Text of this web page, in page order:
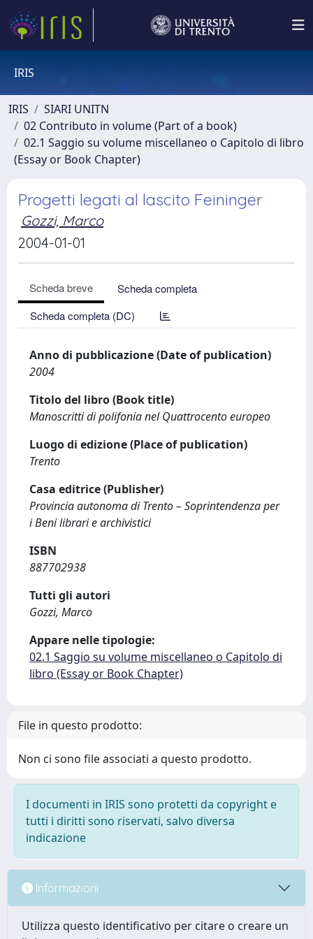
IRIS
IRIS
SIARI UNITN
02 Contributo in volume (Part of a book)
02.1 Saggio su volume miscellaneo o Capitolo di libro
(Essay or Book Chapter)
Progetti legati al lascito Feininger
Gozzi, Marco
2004-01-01
Scheda breve
Scheda completa
Scheda completa (DC)
Anno di pubblicazione (Date of publication)
2004
Titolo del libro (Book title)
Manoscritti di polifonia nel Quattrocento europeo
Luogo di edizione (Place of publication)
Trento
Casa editrice (Publisher)
Provincia autonoma di Trento – Soprintendenza per
i Beni librari e archivistici
ISBN
887702938
Tutti gli autori
Gozzi, Marco
Appare nelle tipologie:
02.1 Saggio su volume miscellaneo o Capitolo di
libro (Essay or Book Chapter)
File in questo prodotto:
Non ci sono file associati a questo prodotto.
I documenti in IRIS sono protetti da copyright e
tutti i diritti sono riservati, salvo diversa
indicazione
Informazioni
Utilizza questo identificativo per citare o creare un